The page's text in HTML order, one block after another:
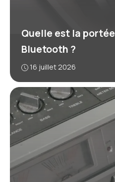
Quelle est la
Bluetooth ?
16 juillet 2026